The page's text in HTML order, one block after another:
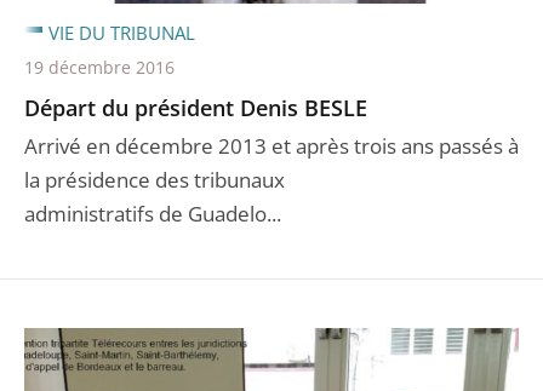
Départ du président Denis BESLE
Arrivé en décembre 2013 et après trois ans passés à
la présidence des tribunaux
administratifs de Guadelo...
VIE DU TRIBUNAL
19 décembre 2016